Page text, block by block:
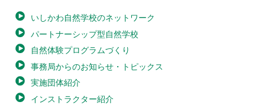
いしかわ自然学校のネットワーク
パートナーシップ型自然学校
自然体験プログラムづくり
事務局からのお知らせ・トピックス
実施団体紹介
インストラクター紹介